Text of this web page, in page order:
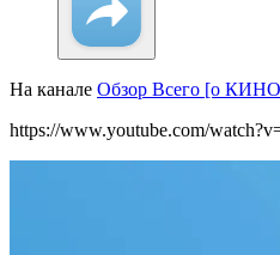
На канале Обзор Всего [о КИНО
https://www.youtube.com/